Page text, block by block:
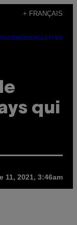
+ FRANÇAIS
NEWSLETTER
qui
11, 2021, 3:46am